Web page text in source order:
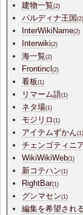
建物一覧(2)
パルディナ王国(2)
InterWikiName(2)
Interwiki(2)
海一覧(2)
Frontincl(2)
看板(1)
リマーム語(1)
ネタ場(1)
モジリロ(1)
アイテムずかん(1)
チェンゴティニ
WikiWikiWeb(1)
新コテハン(1)
RightBar(1)
グンマセン(1)
編集を希望され